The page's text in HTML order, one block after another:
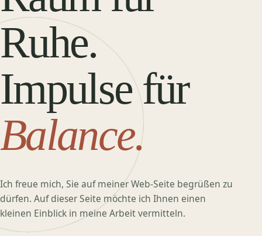
Ruhe.
Impulse für
Balance.
Ich freue mich, Sie auf meiner Web-Seite begrüßen zu
dürfen. Auf dieser Seite möchte ich Ihnen einen
kleinen Einblick in meine Arbeit vermitteln.